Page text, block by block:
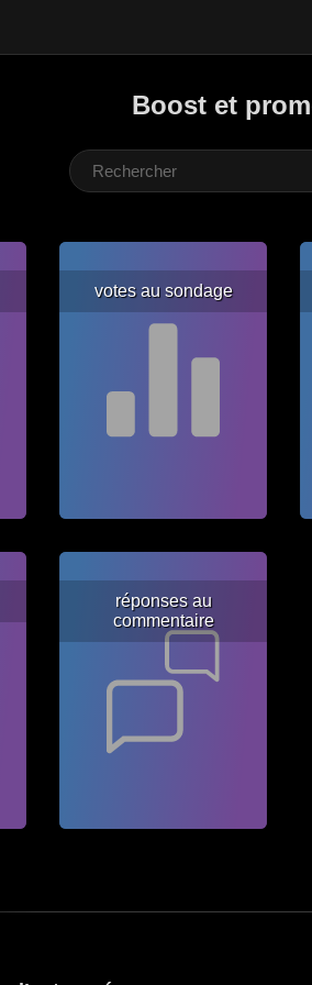
Boost et
votes au sondage
réponses au
commentaire